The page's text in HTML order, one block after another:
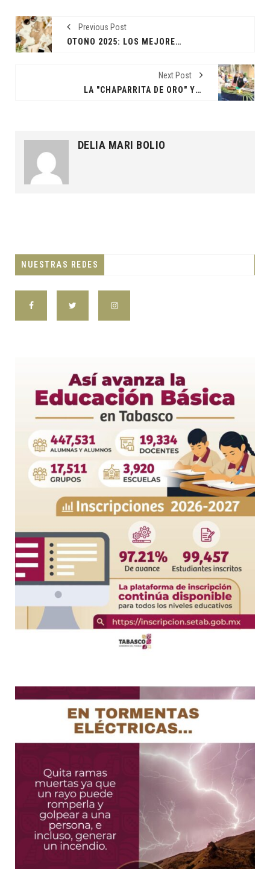
Previous Post
OTOÑO 2025: LOS MEJORES DÍAS PARA VOLAR BARATO EN MÉXICO Y EL MUNDO
Next Post
LA "CHAPARRITA DE ORO" Y EL TALENTO CULINARIO EN EL FECCI
DELIA MARI BOLIO
NUESTRAS REDES